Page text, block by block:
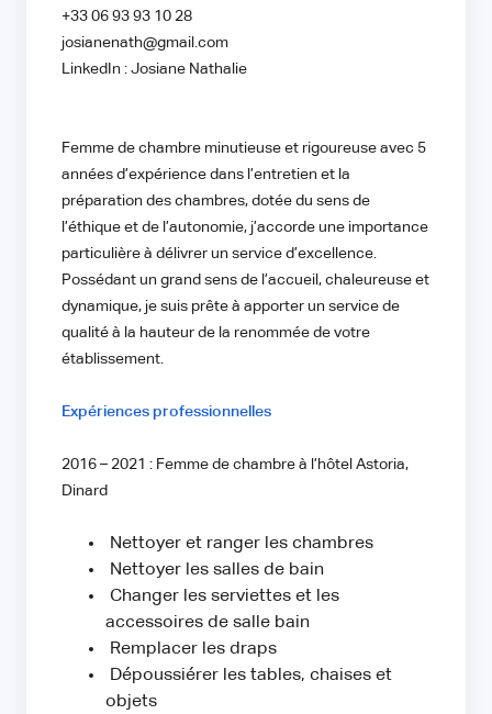
+33 06 93 93 10 28
josianenath@gmail.com
LinkedIn : Josiane Nathalie
Femme de chambre minutieuse et rigoureuse avec 5
années d’expérience dans l’entretien et la
préparation des chambres, dotée du sens de
l’éthique et de l’autonomie, j’accorde une importance
particulière à délivrer un service d’excellence.
Possédant un grand sens de l’accueil, chaleureuse et
dynamique, je suis prête à apporter un service de
qualité à la hauteur de la renommée de votre
établissement.
Expériences professionnelles
2016 – 2021 : Femme de chambre à l’hôtel Astoria,
Dinard
Nettoyer et ranger les chambres
Nettoyer les salles de bain
Changer les serviettes et les
accessoires de salle bain
Remplacer les draps
Dépoussiérer les tables, chaises et
objets